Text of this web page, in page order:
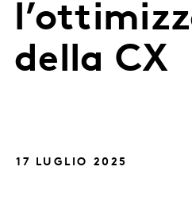
della CX
17 LUGLIO 2025